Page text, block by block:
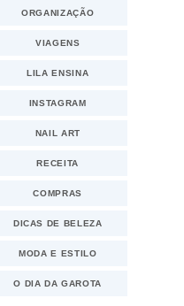
ORGANIZAÇÃO
VIAGENS
LILA ENSINA
INSTAGRAM
NAIL ART
RECEITA
COMPRAS
DICAS DE BELEZA
MODA E ESTILO
O DIA DA GAROTA